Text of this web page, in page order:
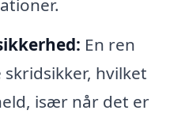
En ren
hvilket
især når det er